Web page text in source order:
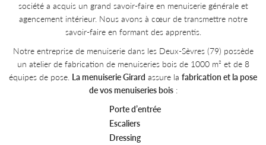
société a acquis un grand savoir-faire en menuiserie générale et
agencement intérieur. Nous avons à cœur de transmettre notre
savoir-faire en formant des apprentis.
Notre entreprise de menuiserie dans les Deux-Sèvres (79) possède
un atelier de fabrication de menuiseries bois de 1000 m² et de 8
équipes de pose. La menuiserie Girard assure la fabrication et la pose
de vos menuiseries bois:
Porte d’entrée
Escaliers
Dressing